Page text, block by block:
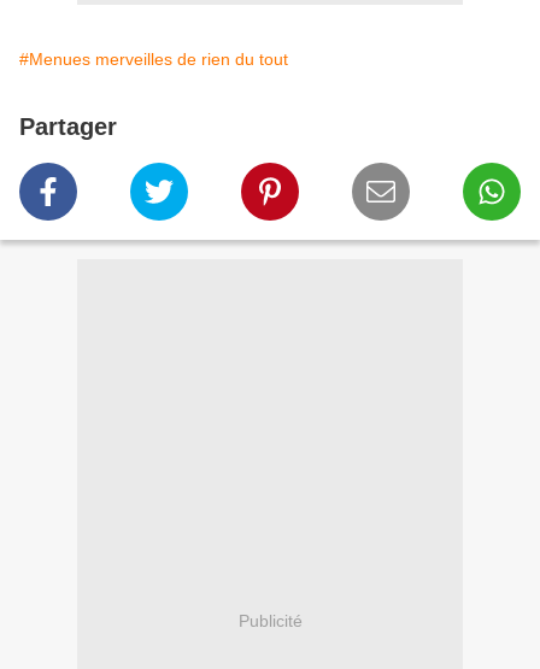
#Menues merveilles de rien du tout
Partager
Publicité